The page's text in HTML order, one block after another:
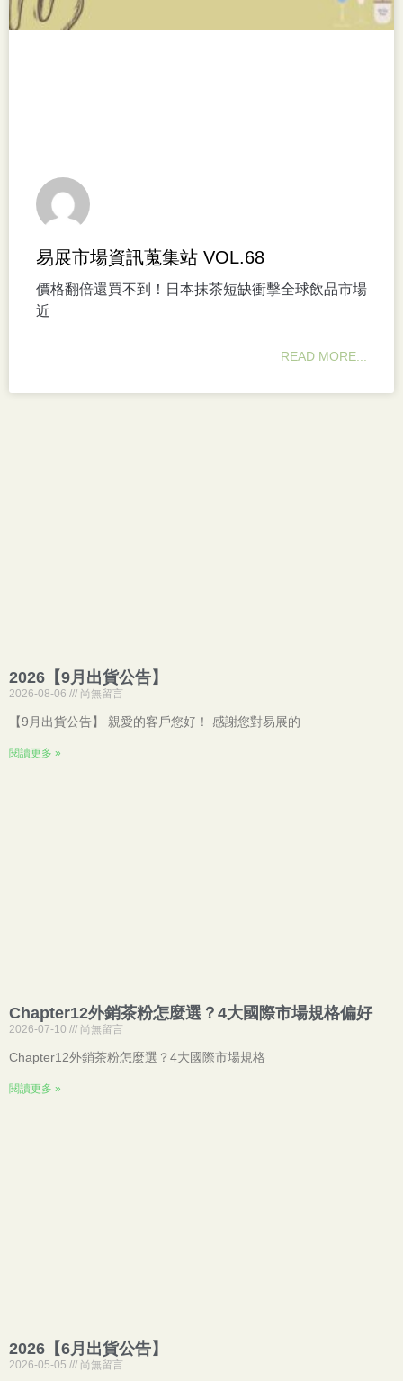
易展市場資訊蒐集站 VOL.68
價格翻倍還買不到！日本抹茶短缺衝擊全球飲品市場
近
READ MORE...
2026【9月出貨公告】
2026-08-06 尚無留言
【9月出貨公告】 親愛的客戶您好！ 感謝您對易展的
閱讀更多 »
Chapter12外銷茶粉怎麼選？4大國際市場規格偏好
2026-07-10 尚無留言
Chapter12外銷茶粉怎麼選？4大國際市場規格
閱讀更多 »
2026【6月出貨公告】
2026-05-05 尚無留言